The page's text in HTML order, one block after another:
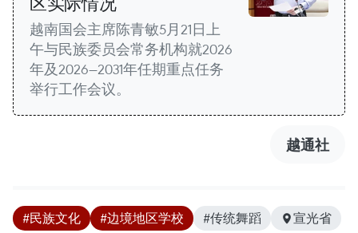
越南国会主席陈青敏5月21日上
午与民族委员会常务机构就2026
年及2026—2031年任期重点任务
举行工作会议。
越通社
#民族文化 #边境地区学校 #传统舞蹈 宣光省